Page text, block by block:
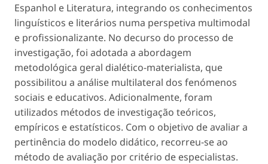
Espanhol e Literatura, integrando os conhecimentos
linguísticos e literários numa perspetiva multimodal
e profissionalizante. No decurso do processo de
investigação, foi adotada a abordagem
metodológica geral dialético-materialista, que
possibilitou a análise multilateral dos fenómenos
sociais e educativos. Adicionalmente, foram
utilizados métodos de investigação teóricos,
empíricos e estatísticos. Com o objetivo de avaliar a
pertinência do modelo didático, recorreu-se ao
método de avaliação por critério de especialistas.